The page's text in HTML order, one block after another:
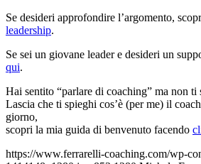
Se desideri approfondire l’argomento,
leadership.
Se sei un giovane leader e desideri un
qui.
Hai sentito “parlare di coaching” ma non ti
Lascia che ti spieghi cos’è (per me) il
giorno,
scopri la mia guida di benvenuto facendo
https://www.ferrarelli-coaching.com/wp-